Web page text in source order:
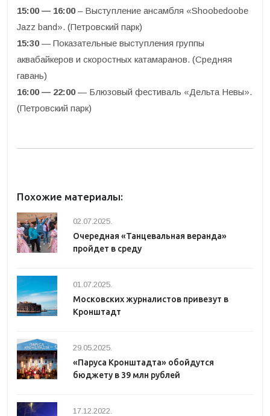
15:00 — 16:00– Выступление ансамбля «Shoobedoobe
Jazz band». (Петровский парк)
15:30— Показательные выступления группы
аквабайкеров и скоростных катамаранов. (Средняя
гавань)
16:00 — 22:00— Блюзовый фестиваль «Дельта Невы».
(Петровский парк)
Похожие материалы:
02.07.2025.
Очередная «Танцевальная веранда»
пройдет в среду
01.07.2025.
Московских журналистов привезут в
Кронштадт
29.05.2025.
«Паруса Кронштадта» обойдутся
бюджету в 39 млн рублей
17.12.2022.